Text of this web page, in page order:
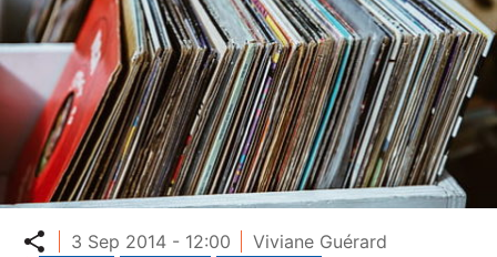
Partager
3 Sep 2014 - 12:00 Viviane Guérard